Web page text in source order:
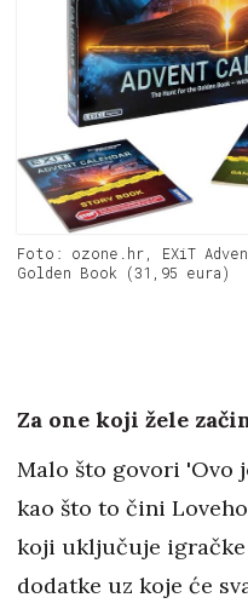
Foto: ozone.hr, EXiT
Golden Book (31,95 eura)
Za one koji žele
Malo što govori 'Ovo
kao što to čini
koji uključuje igračke
dodatke uz koje će